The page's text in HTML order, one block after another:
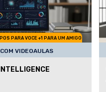
PARA VOCE +1 PARA UM AMIGO
COM VIDEOAULAS